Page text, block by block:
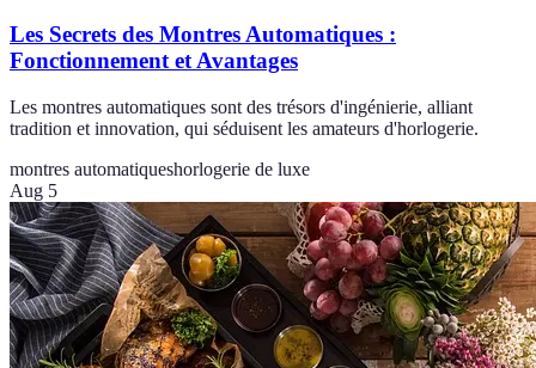
Les Secrets des Montres Automatiques :
Fonctionnement et Avantages
Les montres automatiques sont des trésors d'ingénierie, alliant
tradition et innovation, qui séduisent les amateurs d'horlogerie.
montres automatiqueshorlogerie de luxe
Aug 5